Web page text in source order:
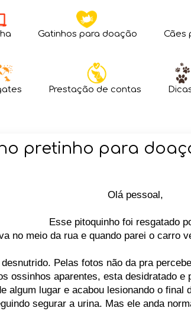
Gatinhos para doação Cães
Prestação de contas
pretinho para
Olá pessoal,
Esse pitoquinho foi resgatado
no meio da rua e quando parei o carro
Pelas fotos não da pra
ossinhos aparentes, esta desidratado e
algum lugar e acabou lesionando o final
segurar a urina. Mas ele anda